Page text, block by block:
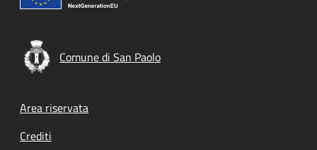
Comune di San Paolo
Footer menu
Area riservata
Crediti